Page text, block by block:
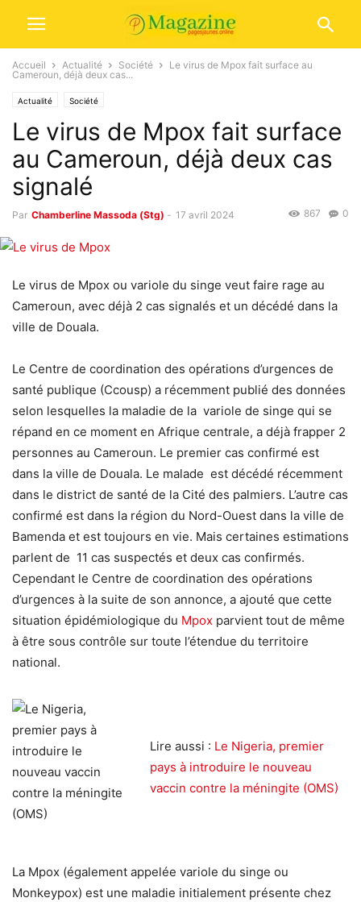
Accueil Actualité Société
Le virus de Mpox fait surface au
Cameroun, déjà deux cas...
Actualité Société
Le virus de Mpox fait surface
au Cameroun, déjà deux cas
signalé
Par Chamberline Massoda (Stg) - 17 avril 2024 0
867
Le virus de Mpox ou variole du singe veut faire rage au
Cameroun, avec déjà 2 cas signalés et un décédé dans la
ville de Douala.
Le Centre de coordination des opérations d’urgences de
santé publique (Ccousp) a récemment publié des données
selon lesquelles la maladie de la variole de singe qui se
répand en ce moment en Afrique centrale, a déjà frapper 2
personnes au Cameroun. Le premier cas confirmé est
dans la ville de Douala. Le malade est décédé récemment
dans le district de santé de la Cité des palmiers. L’autre cas
confirmé est dans la région du Nord-Ouest dans la ville de
Bamenda et est toujours en vie. Mais certaines estimations
parlent de 11 cas suspectés et deux cas confirmés.
Cependant le Centre de coordination des opérations
d’urgences à la suite de son annonce, a ajouté que cette
situation épidémiologique du Mpox parvient tout de même
à être sous contrôle sur toute l’étendue du territoire
national.
Lire aussi : Le Nigeria, premier
pays à introduire le nouveau
vaccin contre la méningite (OMS)
La Mpox (également appelée variole du singe ou
Monkeypox) est une maladie initialement présente chez